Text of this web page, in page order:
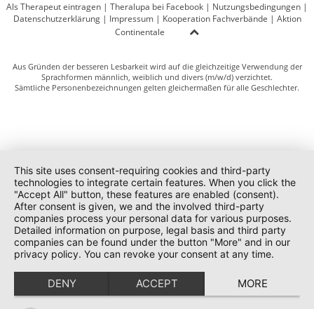
Als Therapeut eintragen | Theralupa bei Facebook | Nutzungsbedingungen |
Datenschutzerklärung| Impressum| Kooperation Fachverbände | Aktion
Continentale
Aus Gründen der besseren Lesbarkeit wird auf die gleichzeitige Verwendung der
Sprachformen männlich, weiblich und divers (m/w/d) verzichtet.
Sämtliche Personenbezeichnungen gelten gleichermaßen für alle Geschlechter.
This site uses consent-requiring cookies and third-party
technologies to integrate certain features. When you click the
"Accept All" button, these features are enabled (consent).
After consent is given, we and the involved third-party
companies process your personal data for various purposes.
Detailed information on purpose, legal basis and third party
companies can be found under the button "More" and in our
privacy policy. You can revoke your consent at any time.
DENY ACCEPT MORE